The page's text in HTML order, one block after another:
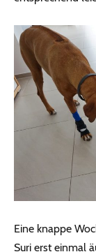
Eine knappe
Suri erst einmal